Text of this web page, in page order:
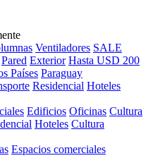
Ventiladores SALE
Pared Exterior Hasta USD 200
Países Paraguay
Residencial Hoteles
Edificios Oficinas Cultura
Hoteles Cultura
Espacios comerciales